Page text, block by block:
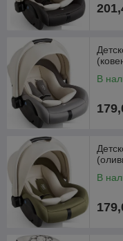
В
В